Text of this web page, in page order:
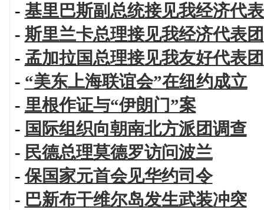
- 基里巴斯副总统接见我经济代
- 斯里兰卡总理接见我经济代表团
- 孟加拉国总理接见我友好代表团
- “美东上海联谊会”在纽约成立
- 里根作证与“伊朗门”案
- 国际组织向朝南北方派团调查
- 民德总理莫德罗访问波兰
-保国家元首会见华约司令
- 巴新布干维尔岛发生武装冲突